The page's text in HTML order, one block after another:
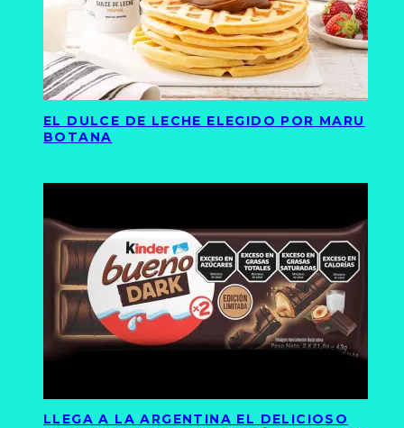
EL DULCE DE LECHE ELEGIDO POR MARU
BOTANA
LLEGA A LA ARGENTINA EL DELICIOSO